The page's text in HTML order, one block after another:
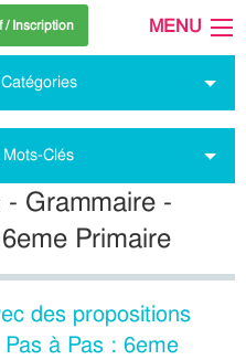
/ Inscription MENU
Clés
- Grammaire -
Primaire
des propositions
à Pas : 6eme